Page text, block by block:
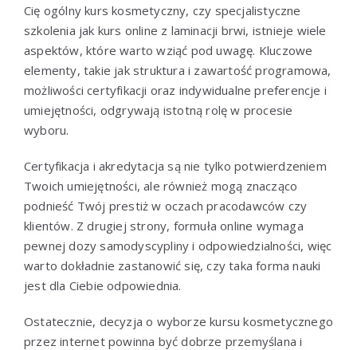
Cię ogólny kurs kosmetyczny, czy specjalistyczne
szkolenia jak kurs online z laminacji brwi, istnieje wiele
aspektów, które warto wziąć pod uwagę. Kluczowe
elementy, takie jak struktura i zawartość programowa,
możliwości certyfikacji oraz indywidualne preferencje i
umiejętności, odgrywają istotną rolę w procesie
wyboru.
Certyfikacja i akredytacja są nie tylko potwierdzeniem
Twoich umiejętności, ale również mogą znacząco
podnieść Twój prestiż w oczach pracodawców czy
klientów. Z drugiej strony, formuła online wymaga
pewnej dozy samodyscypliny i odpowiedzialności, więc
warto dokładnie zastanowić się, czy taka forma nauki
jest dla Ciebie odpowiednia.
Ostatecznie, decyzja o wyborze kursu kosmetycznego
przez internet powinna być dobrze przemyślana i